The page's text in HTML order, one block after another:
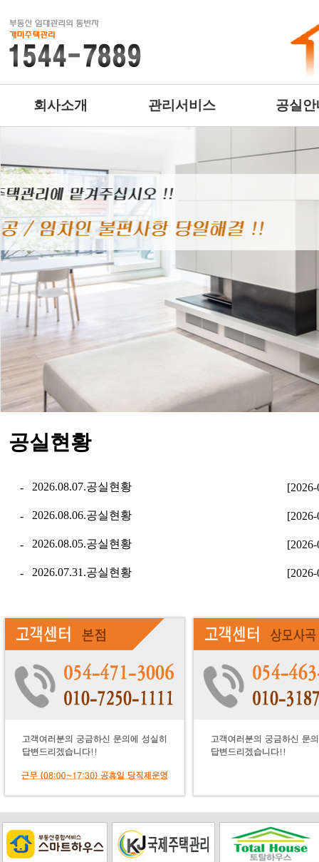
회사소개 관리서비스 공실안
공실현황
- 2026.08.07.공실현황
- 2026.08.06.공실현황
- 2026.08.05.공실현황
- 2026.07.31.공실현황